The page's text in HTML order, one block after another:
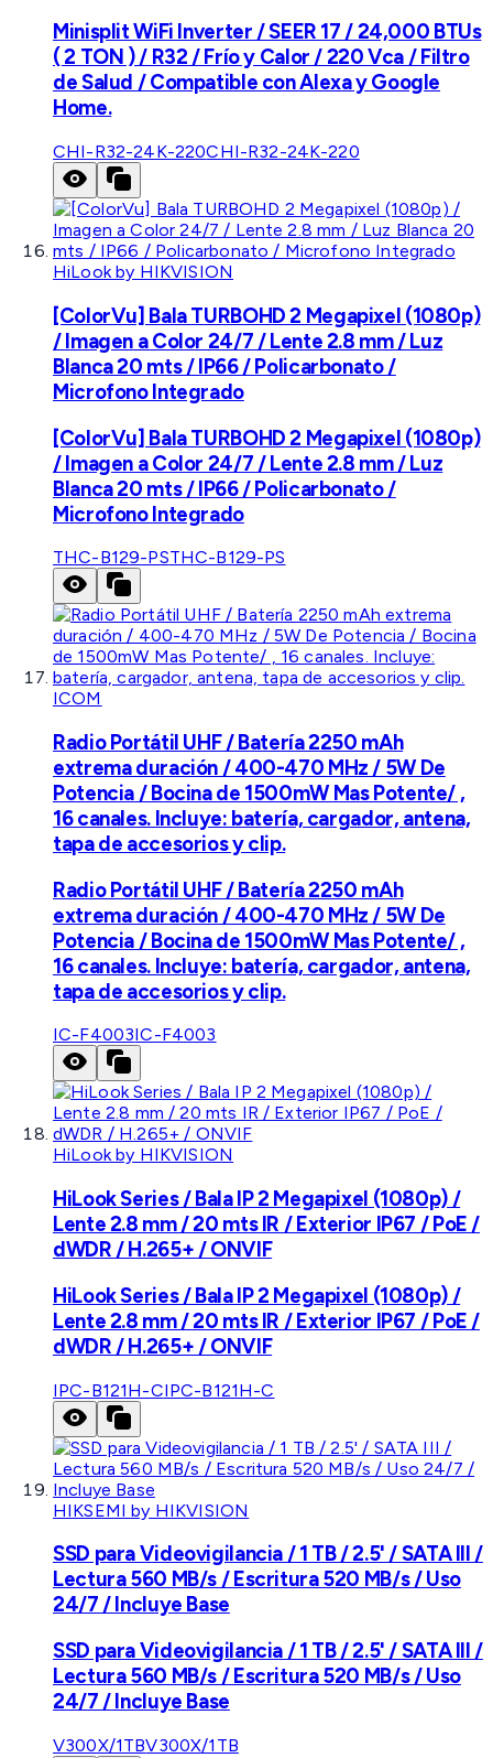
Minisplit WiFi Inverter / SEER 17 / 24,000 BTUs
( 2 TON ) / R32 / Frío y Calor / 220 Vca / Filtro
de Salud / Compatible con Alexa y Google
Home.
CHI-R32-24K-220CHI-R32-24K-220
HiLook by HIKVISION
[ColorVu] Bala TURBOHD 2 Megapixel (1080p)
/ Imagen a Color 24/7 / Lente 2.8 mm / Luz
Blanca 20 mts / IP66 / Policarbonato /
Microfono Integrado
[ColorVu] Bala TURBOHD 2 Megapixel (1080p)
/ Imagen a Color 24/7 / Lente 2.8 mm / Luz
Blanca 20 mts / IP66 / Policarbonato /
Microfono Integrado
THC-B129-PSTHC-B129-PS
ICOM
Radio Portátil UHF / Batería 2250 mAh
extrema duración / 400-470 MHz / 5W De
Potencia / Bocina de 1500mW Mas Potente/ ,
16 canales. Incluye: batería, cargador, antena,
tapa de accesorios y clip.
Radio Portátil UHF / Batería 2250 mAh
extrema duración / 400-470 MHz / 5W De
Potencia / Bocina de 1500mW Mas Potente/ ,
16 canales. Incluye: batería, cargador, antena,
tapa de accesorios y clip.
IC-F4003IC-F4003
HiLook by HIKVISION
HiLook Series / Bala IP 2 Megapixel (1080p) /
Lente 2.8 mm / 20 mts IR / Exterior IP67 / PoE /
dWDR / H.265+ / ONVIF
HiLook Series / Bala IP 2 Megapixel (1080p) /
Lente 2.8 mm / 20 mts IR / Exterior IP67 / PoE /
dWDR / H.265+ / ONVIF
IPC-B121H-CIPC-B121H-C
HIKSEMI by HIKVISION
SSD para Videovigilancia / 1 TB / 2.5' / SATA III /
Lectura 560 MB/s / Escritura 520 MB/s / Uso
24/7 / Incluye Base
SSD para Videovigilancia / 1 TB / 2.5' / SATA III /
Lectura 560 MB/s / Escritura 520 MB/s / Uso
24/7 / Incluye Base
V300X/1TBV300X/1TB